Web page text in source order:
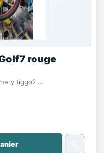
rouge
tiggo2 ...